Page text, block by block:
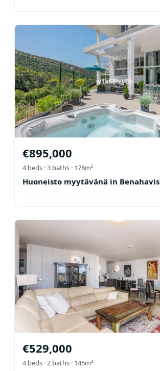
€895,000
4beds ·3 baths · 178m²
Huoneisto myytävänä in Benahavis
€529,000
4beds ·2 baths · 145m²